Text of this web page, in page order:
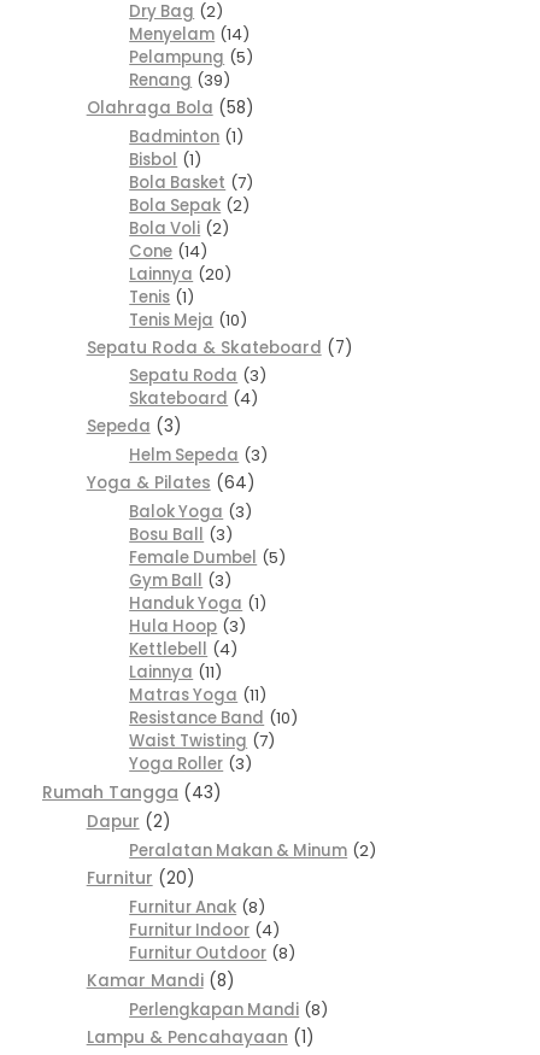
Dry Bag 2
Menyelam 14
Pelampung 5
Renang 39
Olahraga Bola
58
Badminton 1
Bisbol 1
Bola Basket 7
Bola Sepak 2
Bola Voli 2
Cone 14
Lainnya 20
Tenis 1
Tenis Meja 10
Sepatu Roda & Skateboard
7
Sepatu Roda 3
Skateboard 4
Sepeda
3
Helm Sepeda 3
Yoga & Pilates
64
Balok Yoga 3
Bosu Ball 3
Female Dumbel 5
Gym Ball 3
Handuk Yoga 1
Hula Hoop 3
Kettlebell 4
Lainnya 11
Matras Yoga 11
Resistance Band 10
Waist Twisting 7
Yoga Roller 3
Rumah Tangga 43
Dapur
2
Peralatan Makan & Minum 2
Furnitur
20
Furnitur Anak 8
Furnitur Indoor 4
Furnitur Outdoor 8
Kamar Mandi 8
Perlengkapan Mandi 8
Lampu & Pencahayaan
1